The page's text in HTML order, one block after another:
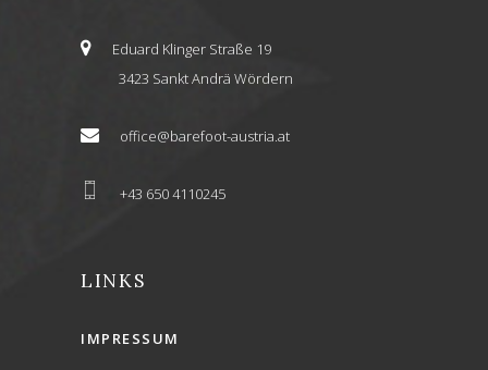
Eduard Klinger Straße 19
3423 Sankt Andrä Wördern
office@barefoot-austria.at
+43 650 4110245
LINKS
IMPRESSUM